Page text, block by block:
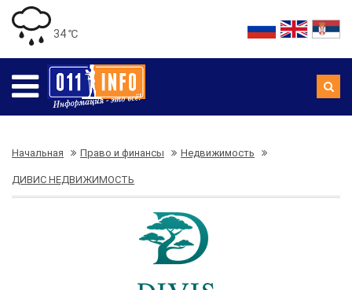
34 ℃
Начальная Право и финансы Недвижимость
ДИВИС НЕДВИЖИМОСТЬ